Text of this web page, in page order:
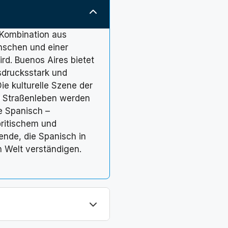
aus
und einer
Buenos Aires bietet
und
kulturelle Szene der
werden
Spanisch –
und
die Spanisch in
Welt verständigen.